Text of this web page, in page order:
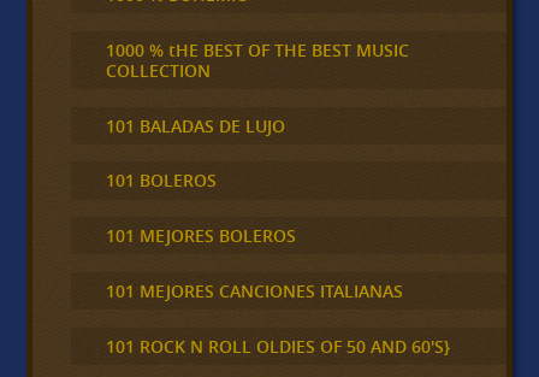
1000 % tHE BEST OF THE BEST MUSIC
COLLECTION
101 BALADAS DE LUJO
101 BOLEROS
101 MEJORES BOLEROS
101 MEJORES CANCIONES ITALIANAS
101 ROCK N ROLL OLDIES OF 50 AND 60'S}